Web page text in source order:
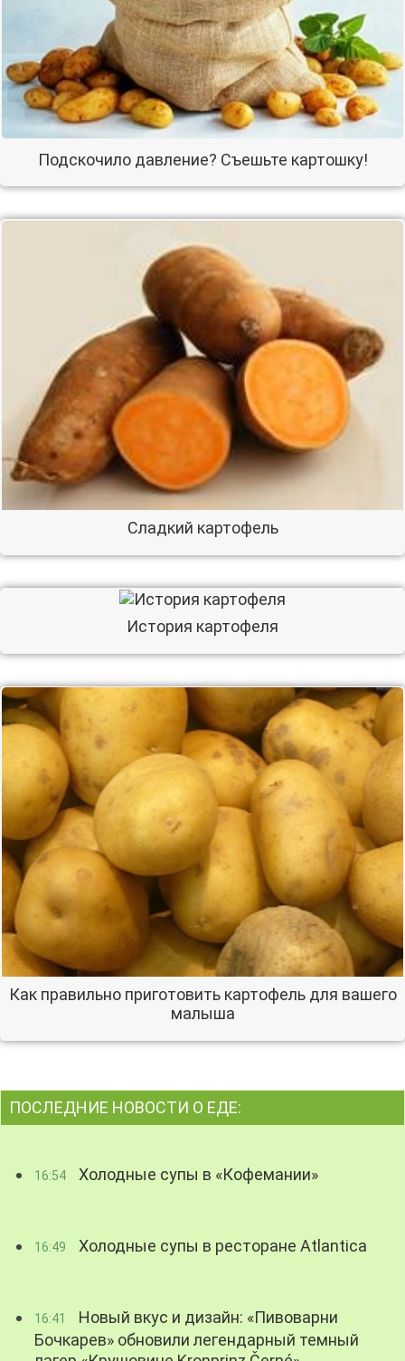
Подскочило давление? Съешьте картошку!
Сладкий картофель
История картофеля
Как правильно приготовить картофель для вашего
малыша
ПОСЛЕДНИЕ НОВОСТИ О ЕДЕ:
16:54 Холодные супы в «Кофемании»
16:49 Холодные супы в ресторане Atlantica
16:41
Новый вкус и дизайн: «Пивоварни
Бочкарев» обновили легендарный темный